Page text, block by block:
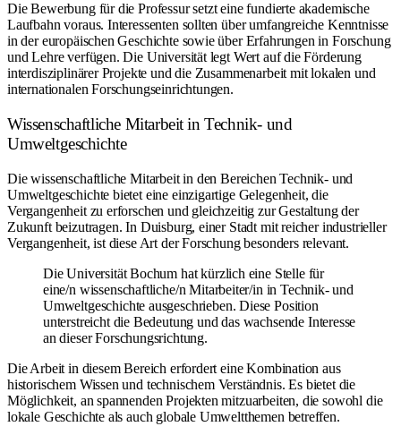
Die Bewerbung für die Professur setzt eine fundierte akademische
Laufbahn voraus. Interessenten sollten über umfangreiche Kenntnisse
in der europäischen Geschichte sowie über Erfahrungen in Forschung
und Lehre verfügen. Die Universität legt Wert auf die Förderung
interdisziplinärer Projekte und die Zusammenarbeit mit lokalen und
internationalen Forschungseinrichtungen.
Wissenschaftliche Mitarbeit in Technik- und
Umweltgeschichte
Die wissenschaftliche Mitarbeit in den Bereichen Technik- und
Umweltgeschichte bietet eine einzigartige Gelegenheit, die
Vergangenheit zu erforschen und gleichzeitig zur Gestaltung der
Zukunft beizutragen. In Duisburg, einer Stadt mit reicher industrieller
Vergangenheit, ist diese Art der Forschung besonders relevant.
Die Universität Bochum hat kürzlich eine Stelle für
eine/n wissenschaftliche/n Mitarbeiter/in in Technik- und
Umweltgeschichte ausgeschrieben. Diese Position
unterstreicht die Bedeutung und das wachsende Interesse
an dieser Forschungsrichtung.
Die Arbeit in diesem Bereich erfordert eine Kombination aus
historischem Wissen und technischem Verständnis. Es bietet die
Möglichkeit, an spannenden Projekten mitzuarbeiten, die sowohl die
lokale Geschichte als auch globale Umweltthemen betreffen.